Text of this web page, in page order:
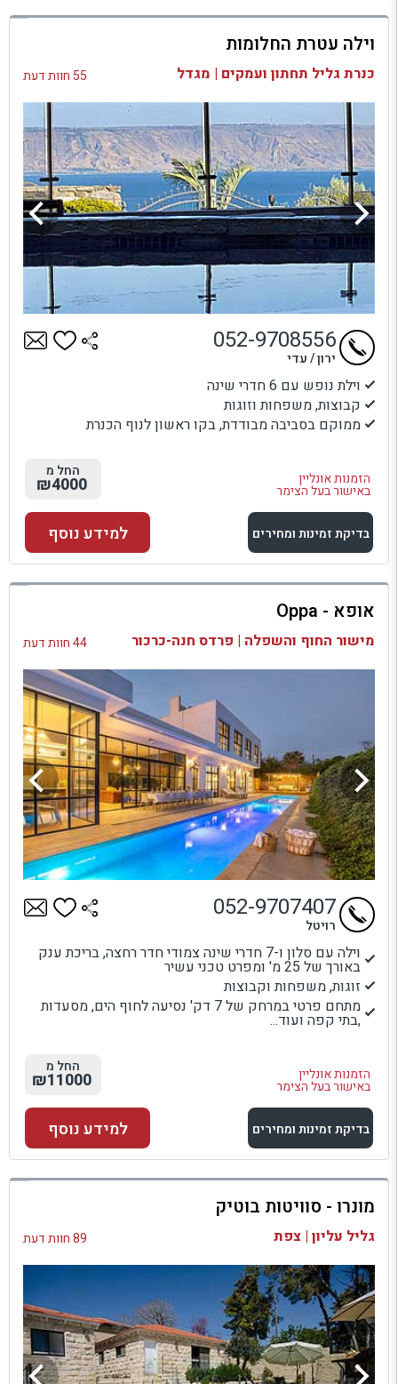
למתחם זה
בדיקת זמינות ומחירים
וילה עטרת החלומות
כנרת גליל תחתון ועמקים | מגדל 55 חוות דעת
וילת נופש עם 6 חדרי שינה
קבוצות, משפחות וזוגות
ממוקם בסביבה מבודדת, בקו ראשון לנוף הכנרת
הזמנות אונליין
באישור בעל הצימר
052-9708556
ירון / עדי
החל מ
₪4000
בדיקת זמינות ומחירים
למתחם זה
בדיקת זמינות ומחירים
למידע נוסף
אופא - Oppa
מישור החוף והשפלה | פרדס חנה-כרכור 44 חוות דעת
וילה עם סלון ו-7 חדרי שינה צמודי חדר רחצה, בריכת ענק
באורך של 25 מ' ומפרט טכני עשיר
זוגות, משפחות וקבוצות
מתחם פרטי במרחק של 7 דק' נסיעה לחוף הים, מסעדות
,בתי קפה ועוד...
הזמנות אונליין
באישור בעל הצימר
052-9707407
רויטל
החל מ
₪11000
בדיקת זמינות ומחירים
למתחם זה
בדיקת זמינות ומחירים
למידע נוסף
מונרו - סוויטות בוטיק
גליל עליון | צפת 89 חוות דעת